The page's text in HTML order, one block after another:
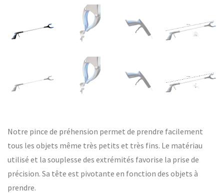
Notre pince de préhension permet de prendre facilement
tous les objets même très petits et très fins. Le matériau
utilisé et la souplesse des extrémités favorise la prise de
précision. Sa tête est pivotante en fonction des objets à
prendre.